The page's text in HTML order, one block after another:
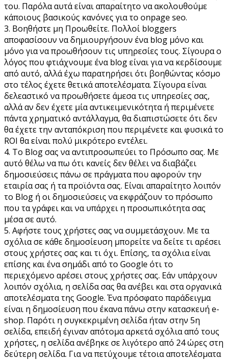
του. Παρόλα αυτά είναι απαραίτητο να ακολουθούμε
κάποιους βασικούς κανόνες για το onpage seo.
3. Βοηθήστε μη Προωθείτε. Πολλοί bloggers
αποφασίσουν να δημιουργήσουν ένα blog μόνο και
μόνο για να προωθήσουν τις υπηρεσίες τους. Σίγουρα ο
λόγος που φτιάχνουμε ένα blog είναι για να κερδίσουμε
από αυτό, αλλά έχω παρατηρήσει ότι βοηθώντας κόσμο
στο τέλος έχετε θετικά αποτελέσματα. Σίγουρα είναι
δελεαστικό να προωθήσετε άμεσα τις υπηρεσίες σας,
αλλά αν δεν έχετε μία αντικειμενικότητα ή περιμένετε
πάντα χρηματικό αντάλλαγμα, θα διαπιστώσετε ότι δεν
θα έχετε την ανταπόκριση που περιμένετε και φυσικά το
ROI θα είναι πολύ μικρότερο εντέλει.
4. Το Blog σας να αντιπροσωπεύει το Πρόσωπο σας. Με
αυτό θέλω να πω ότι κανείς δεν θέλει να διαβάζει
δημοσιεύσεις πάνω σε πράγματα που αφορούν την
εταιρία σας ή τα προϊόντα σας. Είναι απαραίτητο λοιπόν
το Blog ή οι δημοσιεύσεις να εκφράζουν το πρόσωπο
που τα γράφει και να υπάρχει η προσωπικότητα σας
μέσα σε αυτό.
5. Αφήστε τους χρήστες σας να συμμετάσχουν. Με τα
σχόλια σε κάθε δημοσίευση μπορείτε να δείτε τι αρέσει
στους χρήστες σας και τι όχι. Επίσης, τα σχόλια είναι
επίσης και ένα σημάδι από το Google ότι το
περιεχόμενο αρέσει στους χρήστες σας. Εάν υπάρχουν
λοιπόν σχόλια, η σελίδα σας θα ανέβει και στα οργανικά
αποτελέσματα της Google. Ένα πρόσφατο παράδειγμα
είναι η δημοσίευση που έκανα πάνω στην κατασκευή e-
shop. Παρότι η συγκεκριμένη σελίδα ήταν στην 5η
σελίδα, επειδή έγιναν απότομα αρκετά σχόλια από τους
χρήστες, η σελίδα ανέβηκε σε λιγότερο από 24 ώρες στη
δεύτερη σελίδα. Για να πετύχουμε τέτοια αποτελέσματα